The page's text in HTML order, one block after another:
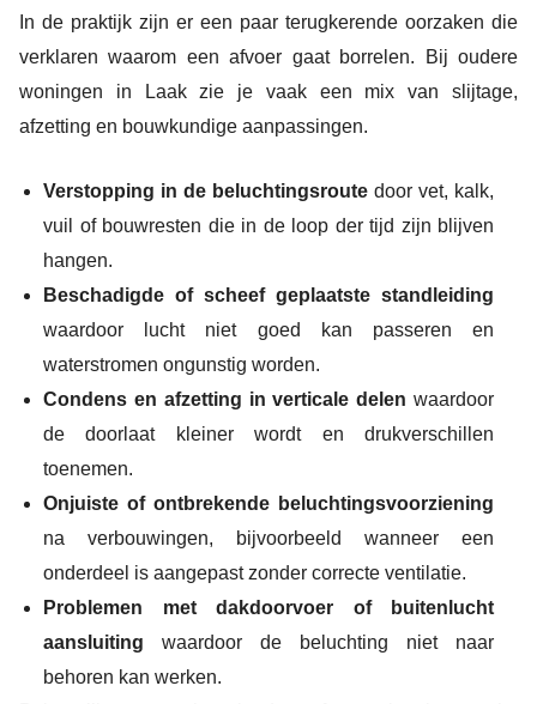
In de praktijk zijn er een paar terugkerende oorzaken die
verklaren waarom een afvoer gaat borrelen. Bij oudere
woningen in Laak zie je vaak een mix van slijtage,
afzetting en bouwkundige aanpassingen.
Verstopping in de beluchtingsroute door vet, kalk,
vuil of bouwresten die in de loop der tijd zijn blijven
hangen.
Beschadigde of scheef geplaatste standleiding
waardoor lucht niet goed kan passeren en
waterstromen ongunstig worden.
Condens en afzetting in verticale delen waardoor
de doorlaat kleiner wordt en drukverschillen
toenemen.
Onjuiste of ontbrekende beluchtingsvoorziening
na verbouwingen, bijvoorbeeld wanneer een
onderdeel is aangepast zonder correcte ventilatie.
Problemen met dakdoorvoer of buitenlucht
aansluiting waardoor de beluchting niet naar
behoren kan werken.